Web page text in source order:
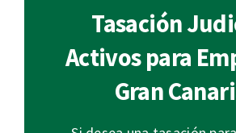
Tasación
Activos para
Gran